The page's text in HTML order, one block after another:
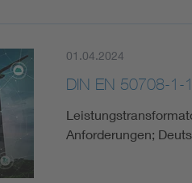
01.04.2024
DIN EN 50708-1-
Anforderungen;